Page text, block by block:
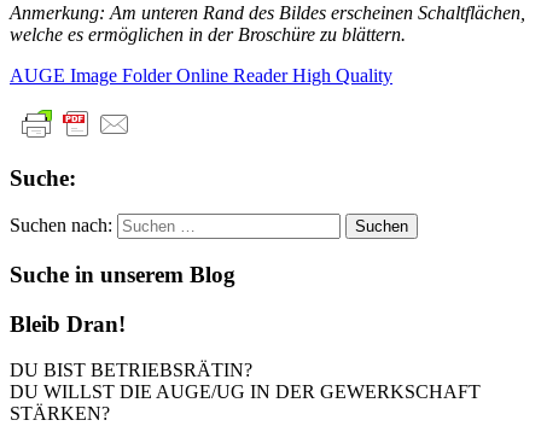
Anmerkung: Am unteren Rand des Bildes erscheinen Schaltflächen,
welche es ermöglichen in der Broschüre zu blättern.
AUGE Image Folder Online Reader High Quality
Suche:
Suchen nach:
Suche in unserem Blog
Bleib Dran!
DU BIST BETRIEBSRÄTIN?
DU WILLST DIE AUGE/UG IN DER GEWERKSCHAFT
STÄRKEN?